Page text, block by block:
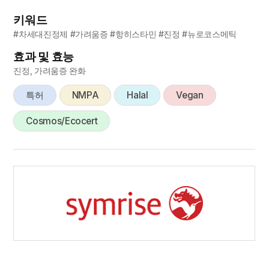
키워드
#차세대진정제 #가려움증 #항히스타민 #진정 #뉴로코스메틱
효과 및 효능
진정, 가려움증 완화
특허 NMPA Halal Vegan
Cosmos/Ecocert